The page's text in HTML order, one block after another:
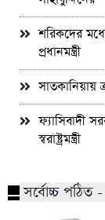
শরিকদের
প্রধানমন্ত্রী
সাতকানিয়ায়
ফ্যাসিবাদী
স্বরাষ্ট্রমন্ত্রী
সর্বোচ্চ পঠিত